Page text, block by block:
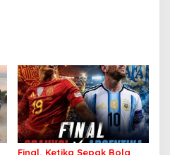
Final, Ketika Sepak Bola